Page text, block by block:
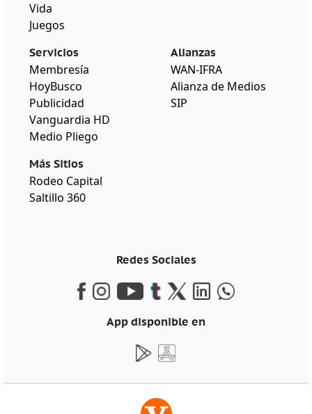
Vida
Juegos
Servicios
Membresía
HoyBusco
Publicidad
Vanguardia HD
Medio Pliego
Más Sitios
Rodeo Capital
Saltillo 360
Alianzas
WAN-IFRA
Alianza de Medios
SIP
Redes Sociales
App disponible en